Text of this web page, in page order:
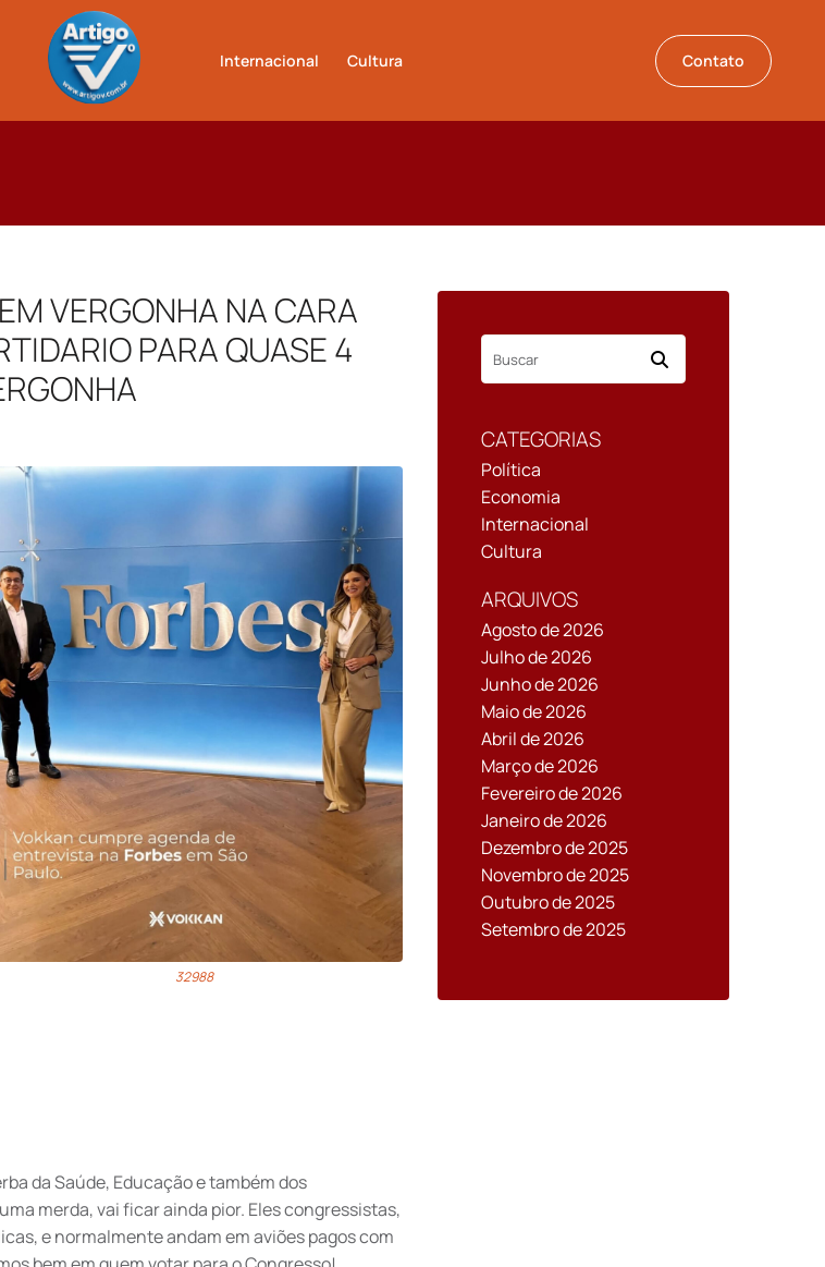
Internacional Cultura Contato
VERGONHA NA CARA
PARA QUASE 4
32988
da Saúde, Educação e também dos
merda, vai ficar ainda pior. Eles congressistas,
e normalmente andam em aviões pagos com
CATEGORIAS
Política
Economia
Internacional
Cultura
ARQUIVOS
Agosto de 2026
Julho de 2026
Junho de 2026
Maio de 2026
Abril de 2026
Março de 2026
Fevereiro de 2026
Janeiro de 2026
Dezembro de 2025
Novembro de 2025
Outubro de 2025
Setembro de 2025